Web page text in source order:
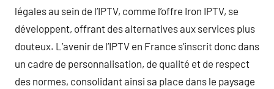
légales au sein de l’IPTV, comme l’offre Iron IPTV, se
développent, offrant des alternatives aux services plus
douteux. L’avenir de l’IPTV en France s’inscrit donc dans
un cadre de personnalisation, de qualité et de respect
des normes, consolidant ainsi sa place dans le paysage